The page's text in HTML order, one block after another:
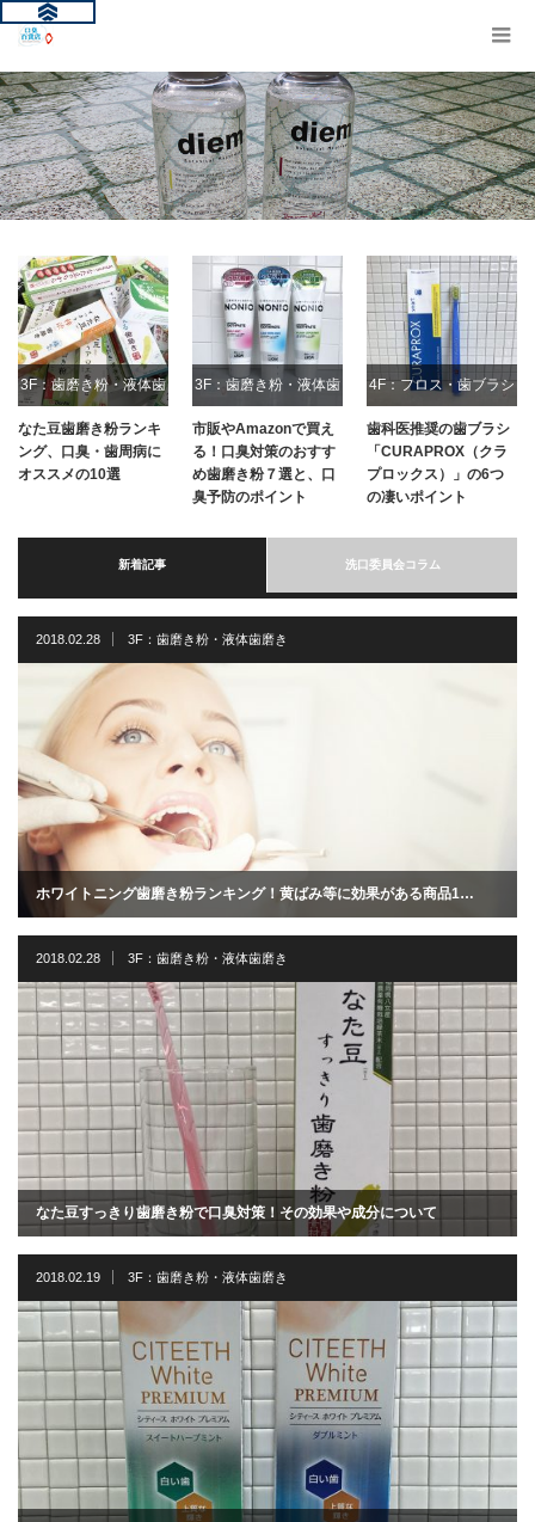
3F：歯磨き粉・液体歯
磨き
なた豆歯磨き粉ランキ
ング、口臭・歯周病に
オススメの10選
3F：歯磨き粉・液体歯
磨き
市販やAmazonで買え
る！口臭対策のおすす
め歯磨き粉７選と、口
臭予防のポイント
4F：フロス・歯ブラシ
歯科医推奨の歯ブラシ
「CURAPROX（クラ
プロックス）」の6つ
の凄いポイント
新着記事 洗口委員会コラム
2018.02.28 3F：歯磨き粉・液体歯磨き
ホワイトニング歯磨き粉ランキング！黄ばみ等に効果がある商品1…
2018.02.28 3F：歯磨き粉・液体歯磨き
なた豆すっきり歯磨き粉で口臭対策！その効果や成分について
2018.02.19 3F：歯磨き粉・液体歯磨き